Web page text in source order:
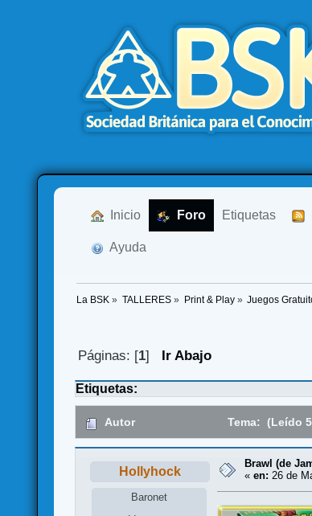
Inicio Foro Etiquetas
Ayuda
La BSK » TALLERES» Print & Play» Juegos
Páginas: [1] Ir Abajo
Etiquetas:
Autor Tema: (Leído
Hollyhock
Baronet
Brawl (de
«en: 26 de